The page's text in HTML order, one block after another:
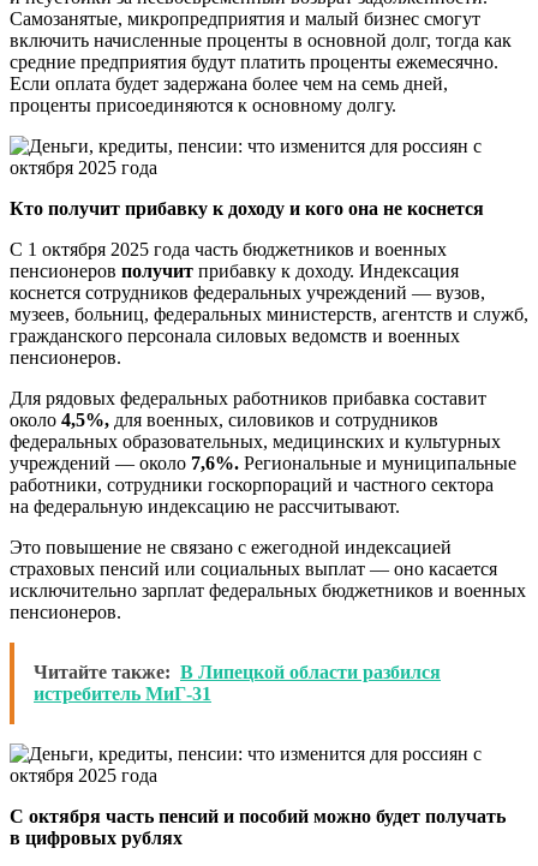
Самозанятые, микропредприятия и малый бизнес смогут
включить начисленные проценты в основной долг, тогда как
средние предприятия будут платить проценты ежемесячно.
Если оплата будет задержана более чем на семь дней,
проценты присоединяются к основному долгу.
Кто получит прибавку к доходу и кого она не коснется
С 1 октября 2025 года часть бюджетников и военных
пенсионеров получит прибавку к доходу. Индексация
коснется сотрудников федеральных учреждений — вузов,
музеев, больниц, федеральных министерств, агентств и служб,
гражданского персонала силовых ведомств и военных
пенсионеров.
Для рядовых федеральных работников прибавка составит
около 4,5%, для военных, силовиков и сотрудников
федеральных образовательных, медицинских и культурных
учреждений — около 7,6%. Региональные и муниципальные
работники, сотрудники госкорпораций и частного сектора
на федеральную индексацию не рассчитывают.
Это повышение не связано с ежегодной индексацией
страховых пенсий или социальных выплат — оно касается
исключительно зарплат федеральных бюджетников и военных
пенсионеров.
Читайте также: В Липецкой области разбился
истребитель МиГ-31
С октября часть пенсий и пособий можно будет получать
в цифровых рублях